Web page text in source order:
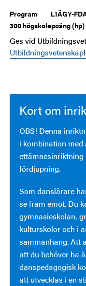
Program L1ÄGY-
300 högskolepoäng (hp)
Ges vid
Kort om
OBS! Denna
i kombination med
ettämnesinriktning
fördjupning.
Som danslärare
se fram emot. Du
gymnasieskolan,
kulturskolor och i
sammanhang. Att
att du behöver ha
danspedagogisk
att utvecklas i en